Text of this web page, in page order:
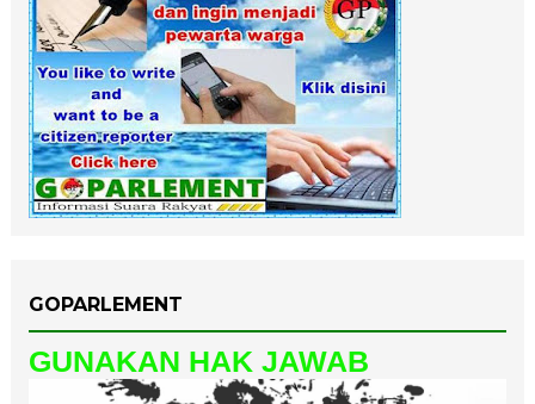
GOPARLEMENT
GUNAKAN HAK JAWAB